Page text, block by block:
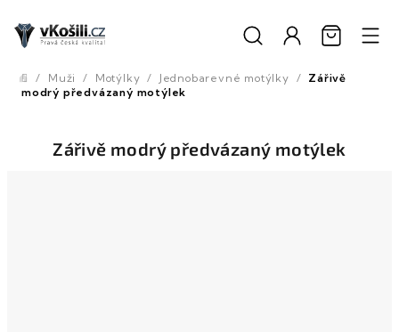
obsah
Domů
/ Muži / Motýlky / Jednobarevné motýlky / Zářivě
modrý předvázaný motýlek
Zářivě modrý předvázaný motýlek